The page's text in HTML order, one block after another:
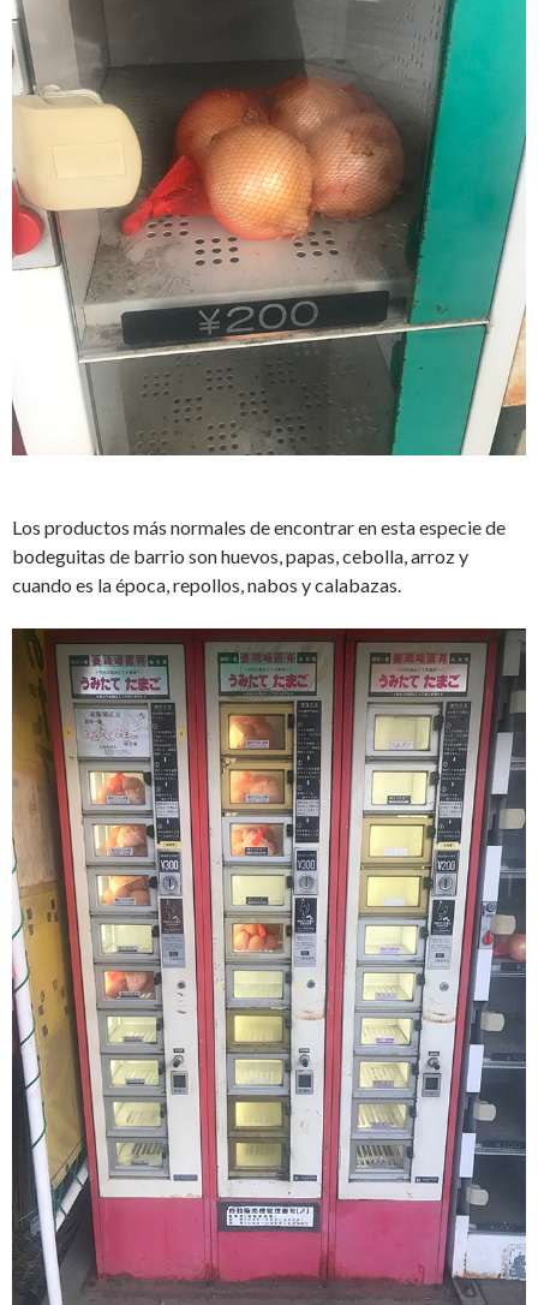
Los productos más normales de encontrar en esta especie de
bodeguitas de barrio son huevos, papas, cebolla, arroz y
cuando es la época, repollos, nabos y calabazas.